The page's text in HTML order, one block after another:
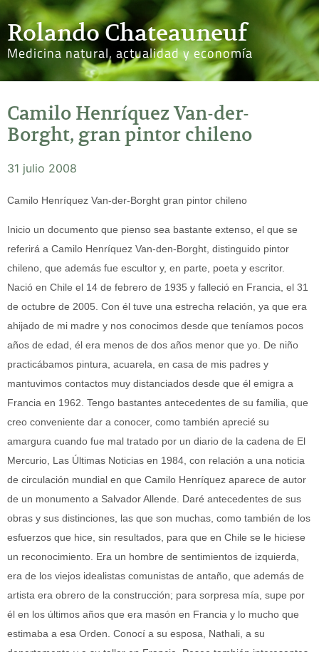
Rolando Chateauneuf
Medicina natural, actualidad y economía
Camilo Henríquez Van-der-
Borght, gran pintor chileno
31 julio 2008
Camilo Henríquez Van-der-Borght gran pintor chileno
Inicio un documento que pienso sea bastante extenso, el que se
referirá a Camilo Henríquez Van-den-Borght, distinguido pintor
chileno, que además fue escultor y, en parte, poeta y escritor.
Nació en Chile el 14 de febrero de 1935 y falleció en Francia, el 31
de octubre de 2005. Con él tuve una estrecha relación, ya que era
ahijado de mi madre y nos conocimos desde que teníamos pocos
años de edad, él era menos de dos años menor que yo. De niño
practicábamos pintura, acuarela, en casa de mis padres y
mantuvimos contactos muy distanciados desde que él emigra a
Francia en 1962. Tengo bastantes antecedentes de su familia, que
creo conveniente dar a conocer, como también aprecié su
amargura cuando fue mal tratado por un diario de la cadena de El
Mercurio, Las Últimas Noticias en 1984, con relación a una noticia
de circulación mundial en que Camilo Henríquez aparece de autor
de un monumento a Salvador Allende. Daré antecedentes de sus
obras y sus distinciones, las que son muchas, como también de los
esfuerzos que hice, sin resultados, para que en Chile se le hiciese
un reconocimiento. Era un hombre de sentimientos de izquierda,
era de los viejos idealistas comunistas de antaño, que además de
artista era obrero de la construcción; para sorpresa mía, supe por
él en los últimos años que era masón en Francia y lo mucho que
estimaba a esa Orden. Conocí a su esposa, Nathali, a su